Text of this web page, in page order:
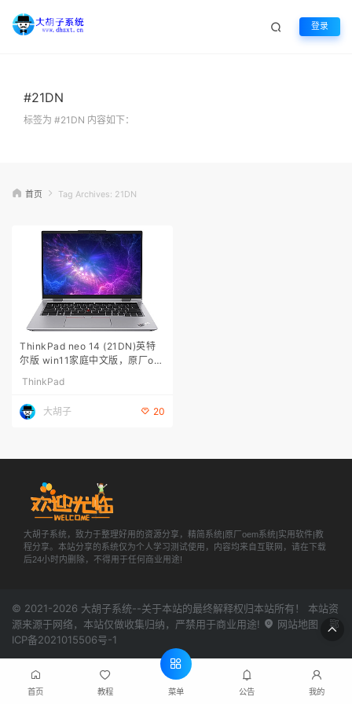
登录
#21DN
标签为 #21DN 内容如下：
首页 Tag Archives: 21DN
ThinkPad neo 14 (21DN)英特
尔版 win11家庭中文版，原厂oe
ThinkPad
大胡子 20
大胡子系统，致力于整理好用的资源分享，精简系统|原厂oem系统|实用软件|教
程分享。本站分享的系统仅为个人学习测试使用，内容均来自互联网，请在下载
后24小时内删除，不得用于任何商业用途!
© 2021-2026 大胡子系统--关于本站的最终解释权归本站所有！ 本站资
源来源于网络，本站仅做收集归纳，严禁用于商业用途!
网站地图
鄂
ICP备2021015506号-1
首页 教程 菜单 公告 我的